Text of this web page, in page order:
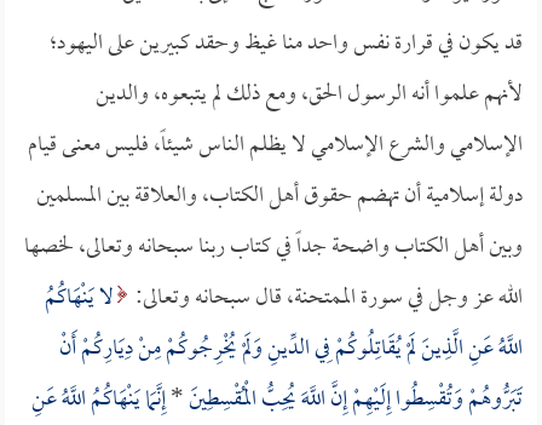
قد يكون في قرارة نفس واحد منا غيظ وحقد كبيرين على اليهود؛
لأنهم علموا أنه الرسول الحق، ومع ذلك لم يتبعوه، والدين
الإسلامي والشرع الإسلامي لا يظلم الناس شيئاً، فليس معنى قيام
دولة إسلامية أن تهضم حقوق أهل الكتاب، والعلاقة بين المسلمين
وبين أهل الكتاب واضحة جداً في كتاب ربنا سبحانه وتعالى، لخصها
الله عز وجل في سورة الممتحنة، قال سبحانه وتعالى: لا يَنْهَاكُمُ
اللَّهُ عَنِ الَّذِينَ لَمْ يُقَاتِلُوكُمْ فِي الدِّينِ وَلَمْ يُخْرِجُوكُمْ مِنْ دِيَارِكُمْ أَنْ
تَبَرُّوهُمْ وَتُقْسِطُوا إِلَيْهِمْ إِنَّ اللَّهَ يُحِبُّ الْمُقْسِطِينَ*إِنَّمَا يَنْهَاكُمُ اللَّهُ عَنِ